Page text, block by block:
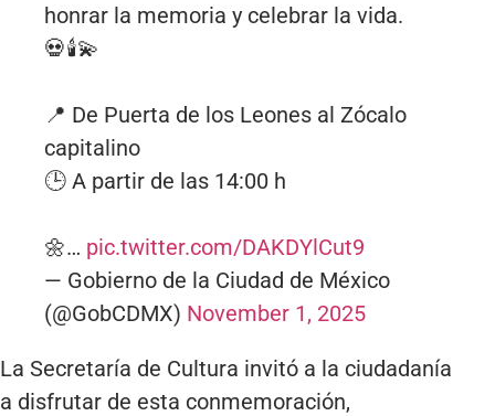
honrar la memoria y celebrar la vida.
💀🕯️💫
📍 De Puerta de los Leones al Zócalo
capitalino
🕒 A partir de las 14:00 h
🌼… pic.twitter.com/DAKDYlCut9
— Gobierno de la Ciudad de México
(@GobCDMX) November 1, 2025
La Secretaría de Cultura invitó a la ciudadanía
a disfrutar de esta conmemoración,